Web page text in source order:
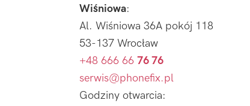
Wiśniowa:
Al. Wiśniowa 36A pokój 118
53-137 Wrocław
+48 666 66 76 76
serwis@phonefix.pl
Godziny otwarcia: